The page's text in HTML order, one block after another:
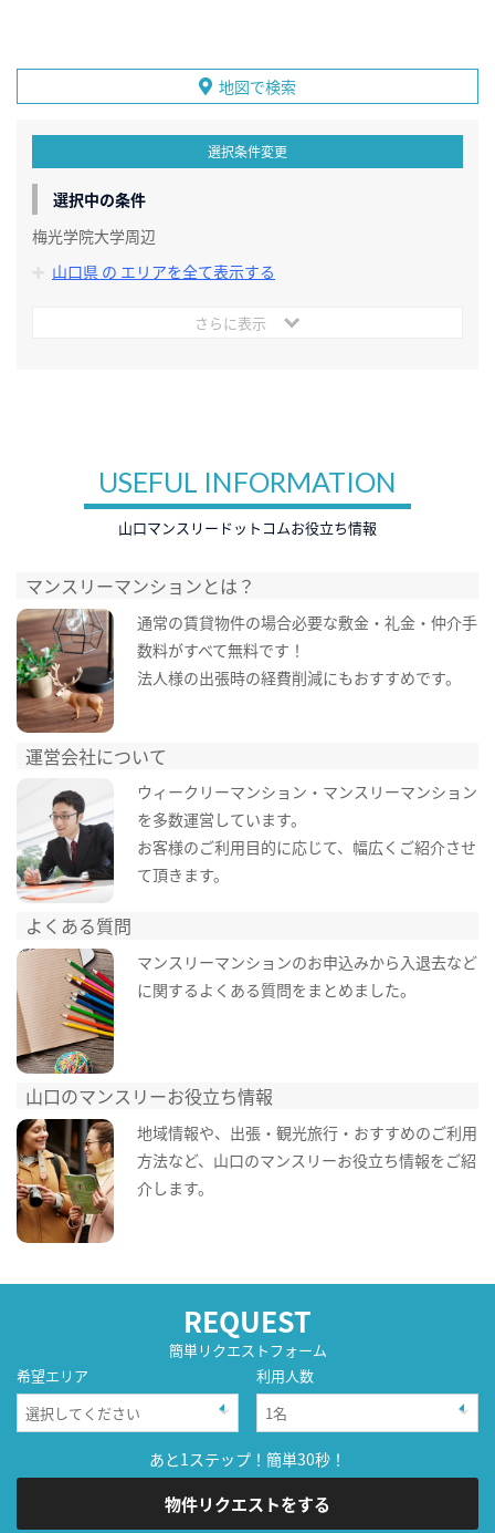
地図で検索
選択条件変更
選択中の条件
梅光学院大学周辺
山口県 の エリアを全て表示する
さらに表示
USEFUL INFORMATION
山口マンスリードットコムお役立ち情報
マンスリーマンションとは？
通常の賃貸物件の場合必要な敷金・礼金・仲介手
数料がすべて無料です！
法人様の出張時の経費削減にもおすすめです。
運営会社について
ウィークリーマンション・マンスリーマンション
を多数運営しています。
お客様のご利用目的に応じて、幅広くご紹介させ
て頂きます。
よくある質問
マンスリーマンションのお申込みから入退去など
に関するよくある質問をまとめました。
山口のマンスリーお役立ち情報
地域情報や、出張・観光旅行・おすすめのご利用
方法など、山口のマンスリーお役立ち情報をご紹
介します。
REQUEST
簡単リクエストフォーム
希望エリア
利用人数
あと1ステップ！簡単30秒！
物件リクエストをする